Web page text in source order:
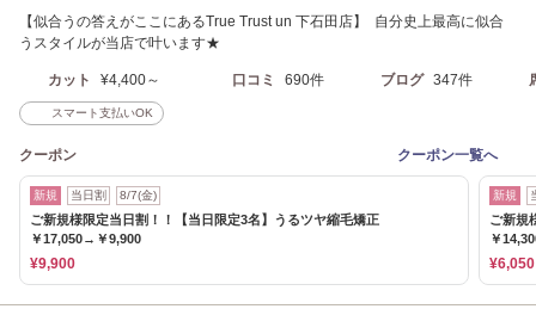
【似合うの答えがここにあるTrue Trust un 下石田店】 自分史上最高に似合
うスタイルが当店で叶います★
カット ¥4,400～ 口コミ 690件 ブログ 347件
スマート支払いOK
クーポン クーポン一覧へ
新規 当日割 8/7(金)
ご新規様限定当日割！！【当日限定3名】うるツヤ縮毛矯正
￥17,050→￥9,900
¥9,900
新規
ご新規
￥
¥6,050